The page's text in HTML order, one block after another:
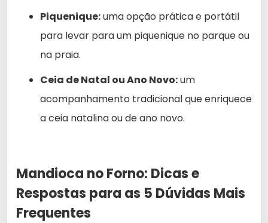
Piquenique:uma opção prática e portátil
para levar para um piquenique no parque ou
na praia.
Ceia de Natal ou Ano Novo:um
acompanhamento tradicional que enriquece
a ceia natalina ou de ano novo.
Mandioca no Forno: Dicas e
Respostas para as 5 Dúvidas Mais
Frequentes